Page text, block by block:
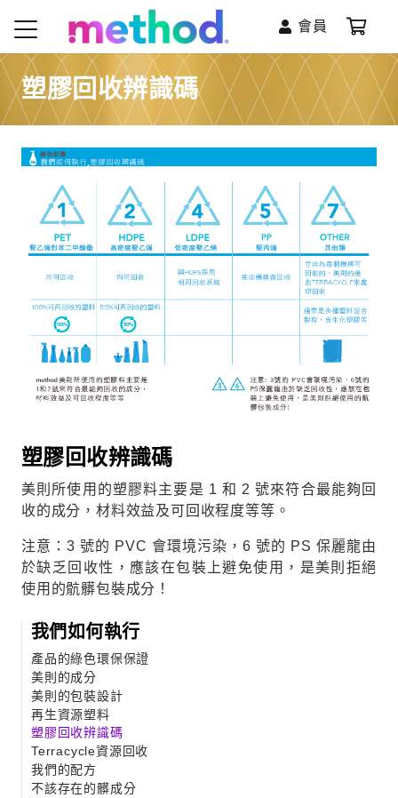
會員
塑膠回收辨識碼
塑膠回收辨識碼
美則所使用的塑膠料主要是 1 和 2 號來符合最能夠回
收的成分，材料效益及可回收程度等等。
注意：3 號的 PVC 會環境污染，6 號的 PS 保麗龍由
於缺乏回收性，應該在包裝上避免使用，是美則拒絕
使用的骯髒包裝成分！
我們如何執行
產品的綠色環保保證
美則的成分
美則的包裝設計
再生資源塑料
塑膠回收辨識碼
Terracycle資源回收
我們的配方
不該存在的髒成分